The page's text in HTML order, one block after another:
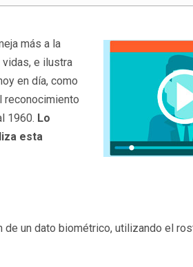
más a la
e ilustra
en día, como
1960. Lo
esta
un dato biométrico, utilizando el